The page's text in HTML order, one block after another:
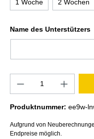
1 Woche 2 Wochen
Name des Unterstützers
Produktnummer: ee9w-
Aufgrund von
Endpreise möglich.